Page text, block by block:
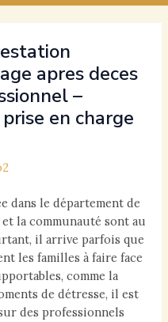
apres deces
–
en charge
dans le département de
la communauté sont au
il arrive parfois que
les familles à faire face
comme la
de détresse, il est
des professionnels